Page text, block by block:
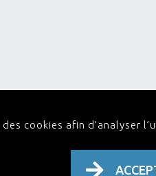
cookies afin d’analyser